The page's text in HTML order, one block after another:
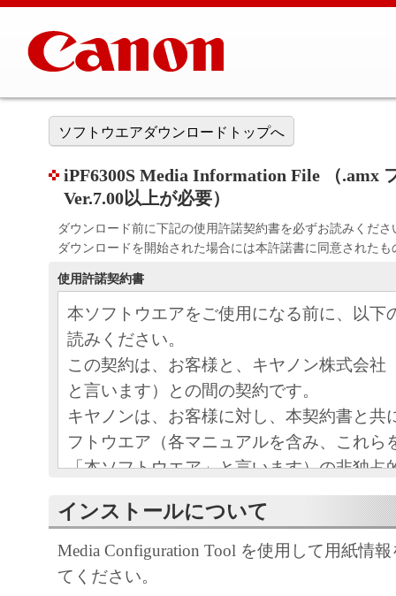
ソフトウエアダウンロードトップへ
iPF6300S Media Information File （.amx
Ver.7.00以上が必要）
ダウンロード前に下記の使用許諾契約書を必ずお読みくださ
ダウンロードを開始された場合には本許諾書に同意された
使用許諾契約書
本ソフトウエアをご使用になる前に、以下
読みください。
この契約は、お客様と、キヤノン株式会社
と言います）との間の契約です。
キヤノンは、お客様に対し、本契約書と共
フトウエア（各マニュアルを含み、これら
「本ソフトウエア」と言います）の非独占
条項に基づき許諾し、お客様も下記条項に
ものとします。
お客様は、「本ソフトウエア」のインスト
この契約に同意したことになります。
インストールについて
Media Configuration Tool を使用して用紙情
てください。